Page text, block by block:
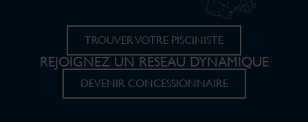
TROUVER VOTRE PISCINISTE
REJOIGNEZ UN RÉSEAU DYNAMIQUE
DEVENIR CONCESSIONNAIRE